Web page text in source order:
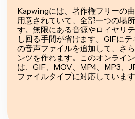
Kapwingには、著作権フリーの
用意されていて、全部一つの場
す。無限にある音源やロイヤリ
し回る手間が省けます。GIFに
の音声ファイルを追加して、さ
ンツを作れます。このオンライ
は、GIF、MOV、MP4、MP3、
ファイルタイプに対応しています